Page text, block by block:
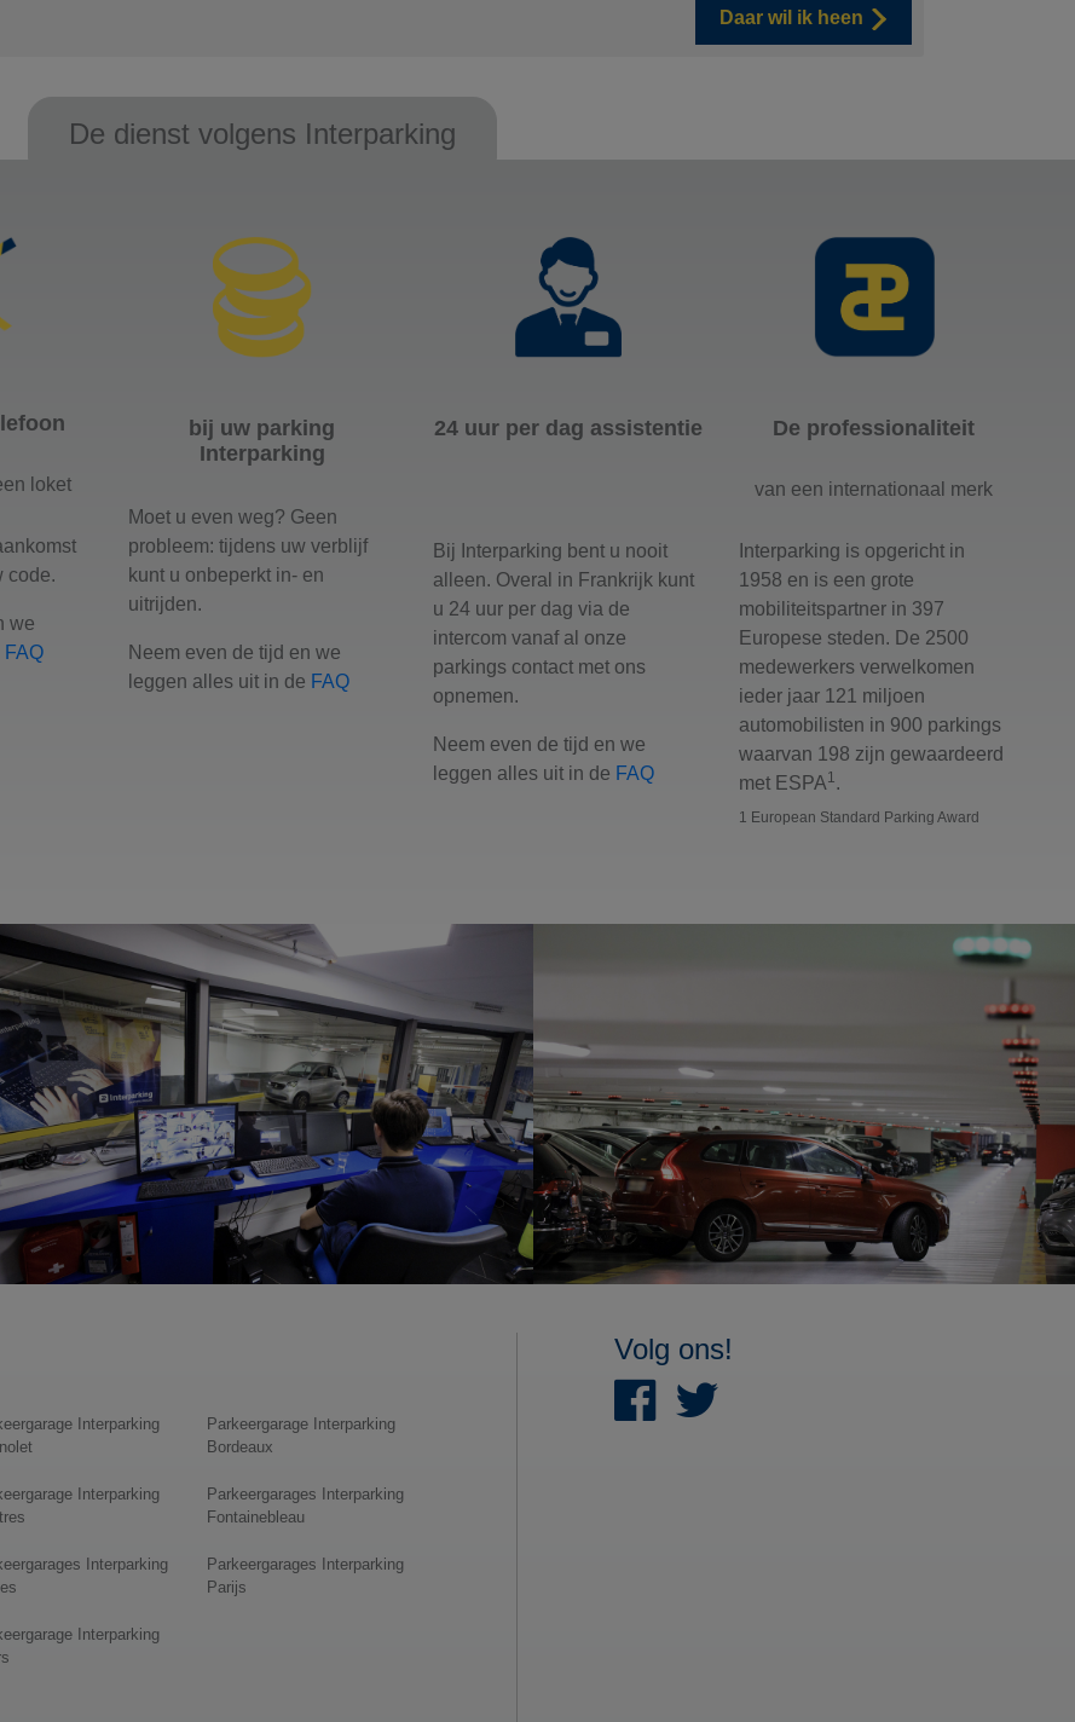
Daar wil ik heen
De dienst volgens Interparking
loket
code.
we
FAQ
bij uw parking
Interparking
Moet u even weg? Geen
probleem: tijdens uw verblijf
kunt u onbeperkt in- en
uitrijden.
Neem even de tijd en we
leggen alles uit in de FAQ
24 uur per dag assistentie
Bij Interparking bent u nooit
alleen. Overal in Frankrijk kunt
u 24 uur per dag via de
intercom vanaf al onze
parkings contact met ons
opnemen.
Neem even de tijd en we
leggen alles uit in de FAQ
De professionaliteit
van een internationaal merk
Interparking is opgericht in
1958 en is een grote
mobiliteitspartner in 397
Europese steden. De 2500
medewerkers verwelkomen
ieder jaar 121 miljoen
automobilisten in 900 parkings
waarvan 198 zijn gewaardeerd
met ESPA1 .
1 European Standard Parking Award
Interparking
Parkeergarage Interparking
Bordeaux
Interparking
Parkeergarages Interparking
Fontainebleau
Interparking
Parkeergarages Interparking
Parijs
Interparking
Volg ons!